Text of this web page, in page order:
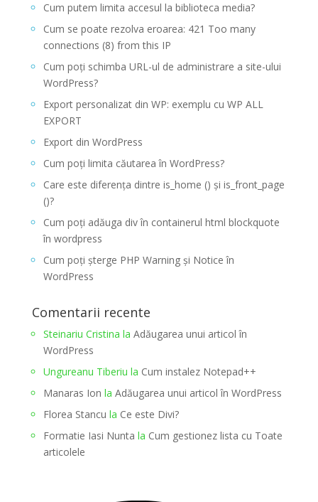
Cum putem limita accesul la biblioteca media?
Cum se poate rezolva eroarea: 421 Too many
connections (8) from this IP
Cum poți schimba URL-ul de administrare a site-ului
WordPress?
Export personalizat din WP: exemplu cu WP ALL
EXPORT
Export din WordPress
Cum poți limita căutarea în WordPress?
Care este diferența dintre is_home () și is_front_page
()?
Cum poți adăuga div în containerul html blockquote
în wordpress
Cum poți șterge PHP Warning și Notice în
WordPress
Comentarii recente
Steinariu Cristina la Adăugarea unui articol în
WordPress
Ungureanu Tiberiu la Cum instalez Notepad++
Manaras Ion la Adăugarea unui articol în WordPress
Florea Stancu la Ce este Divi?
Formatie Iasi Nunta la Cum gestionez lista cu Toate
articolele